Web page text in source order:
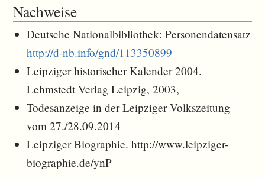
Nachweise
Deutsche Nationalbibliothek: Personendatensatz
http://d-nb.info/gnd/113350899
Leipziger historischer Kalender 2004.
Lehmstedt Verlag Leipzig, 2003,
Todesanzeige in der Leipziger Volkszeitung
vom 27./28.09.2014
Leipziger Biographie. http://www.leipziger-
biographie.de/ynP